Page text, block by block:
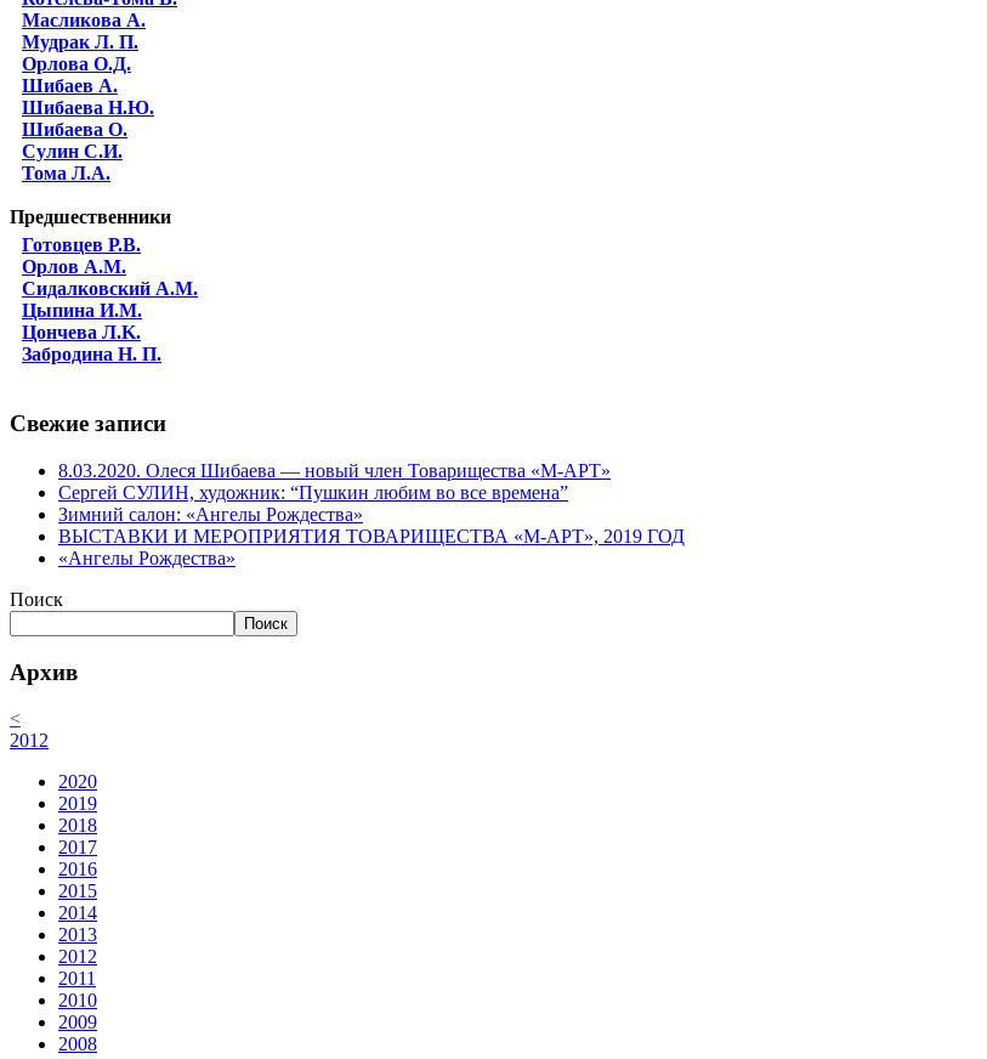
Масликова А.
Мудрак Л. П.
Орлова О.Д.
Шибаев А.
Шибаева Н.Ю.
Шибаева O.
Сулин С.И.
Тома Л.А.
Предшественники
Готовцев Р.В.
Орлов А.М.
Сидалковский А.М.
Цыпина И.М.
Цончева Л.K.
Забродина Н. П.
Свежие записи
8.03.2020. Олеся Шибаева — новый член Товарищества «М-АРТ»
Сергей СУЛИН, художник: “Пушкин любим во все времена”
Зимний салон: «Ангелы Рождества»
ВЫСТАВКИ И МЕРОПРИЯТИЯ ТОВАРИЩЕСТВА «М-АРТ», 2019 ГОД
«Ангелы Рождества»
Поиск
Поиск
Архив
<
2012
2020
2019
2018
2017
2016
2015
2014
2013
2012
2011
2010
2009
2008